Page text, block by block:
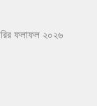
ফলাফল ২০২৬